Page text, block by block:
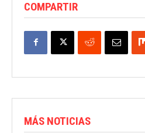
COMPARTIR
MÁS NOTICIAS